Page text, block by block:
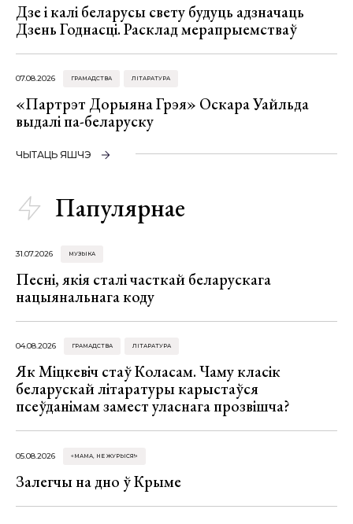
Дзе і калі беларусы свету будуць адзначаць
Дзень Годнасці. Расклад мерапрыемстваў
07.08.2026 ГРАМАДСТВА ЛІТАРАТУРА
«Партрэт Дорыяна Грэя» Оскара Уайльда
выдалі па-беларуску
ЧЫТАЦЬ ЯШЧЭ
Папулярнае
31.07.2026 МУЗЫКА
Песні, якія сталі часткай беларускага
нацыянальнага коду
04.08.2026 ГРАМАДСТВА ЛІТАРАТУРА
Як Міцкевіч стаў Коласам. Чаму класік
беларускай літаратуры карыстаўся
псеўданімам замест уласнага прозвішча?
05.08.2026 «МАМА, НЕ ЖУРЫСЯ!»
Залегчы на дно ў Крыме